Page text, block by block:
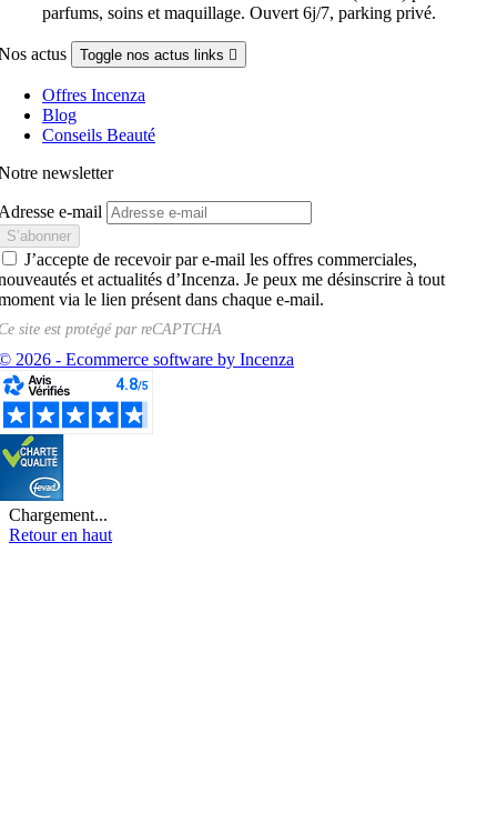
parfums, soins et maquillage. Ouvert 6j/7, parking privé.
actus Toggle nos actus links 
Offres Incenza
Blog
Conseils Beauté
newsletter
e-mail
J’accepte de recevoir par e-mail les offres commerciales,
et actualités d’Incenza. Je peux me désinscrire à tout
via le lien présent dans chaque e-mail.
site est protégé parreCAPTCHA
2026 - Ecommerce software by Incenza
Chargement...
Retour en haut